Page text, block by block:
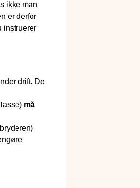
ikke man
er derfor
instruerer
drift. De
må